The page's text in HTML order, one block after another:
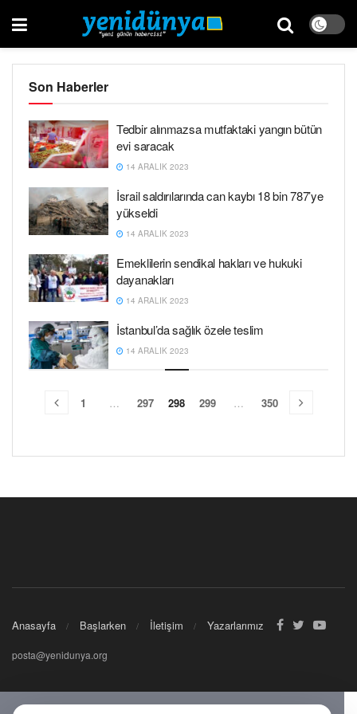
Son Haberler
Tedbir alınmazsa mutfaktaki yangın bütün
evi saracak
14 ARALIK 2023
İsrail saldırılarında can kaybı 18 bin 787’ye
yükseldi
14 ARALIK 2023
Emeklilerin sendikal hakları ve hukuki
dayanakları
14 ARALIK 2023
İstanbul’da sağlık özele teslim
14 ARALIK 2023
1 … 297 298 299 … 350
Anasayfa Başlarken İletişim Yazarlarımız
posta@yenidunya.org